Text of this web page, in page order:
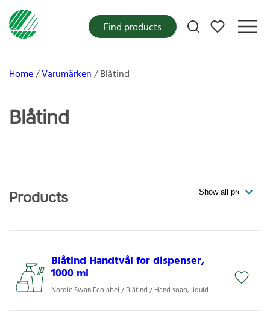
My favorites
Find products
Home Varumärken Blåtind
Blåtind
Products
Blåtind Handtvål for dispenser,
1000 ml
Nordic Swan Ecolabel / Blåtind / Hand soap, liquid